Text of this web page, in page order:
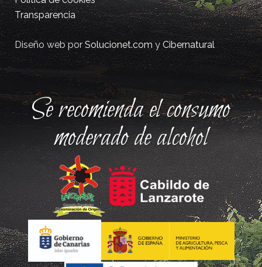
Transparencia
Diseño web porSolucionet.comyCibernatural
Se recomienda el consumo
moderado de alcohol